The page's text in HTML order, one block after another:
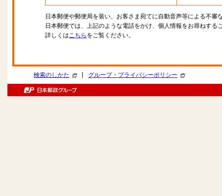
日本郵便や郵便局を装い、お客さま宛てに自動音声等による不審
日本郵便では、上記のような電話をかけ、個人情報をお尋ねする
詳しくはこちら をご覧ください。
検索のしかた グループ・プライバシーポリシー